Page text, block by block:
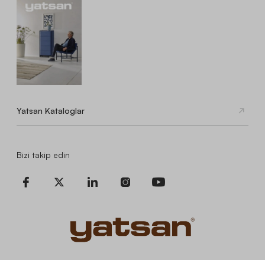
Yatsan Kataloglar
Bizi takip edin